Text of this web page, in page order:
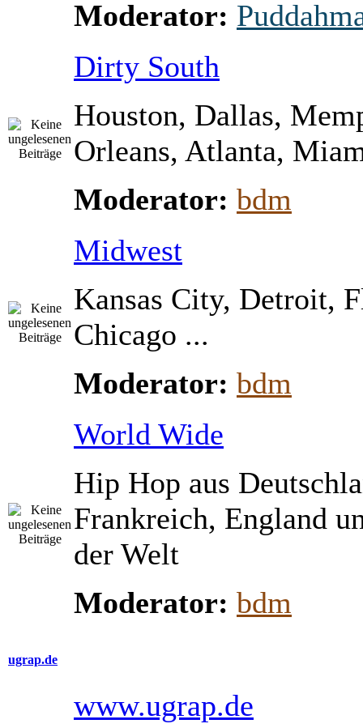
Moderator:
Dirty South
Houston, Dallas,
Orleans, Atlanta,
Moderator: bdm
Midwest
Kansas City, Detroit,
Chicago ...
Moderator: bdm
World Wide
Hip Hop aus
Frankreich, England
der Welt
Moderator: bdm
ugrap.de
www.ugrap.de